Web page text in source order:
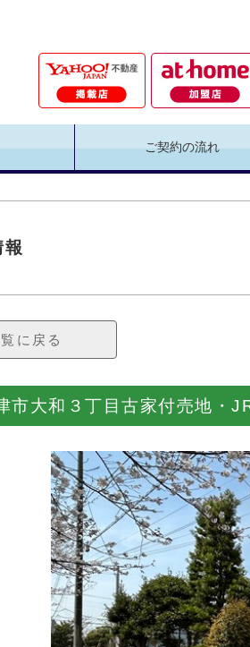
ご契約の流れ
報
に戻る
市大和３丁目古家付売地・